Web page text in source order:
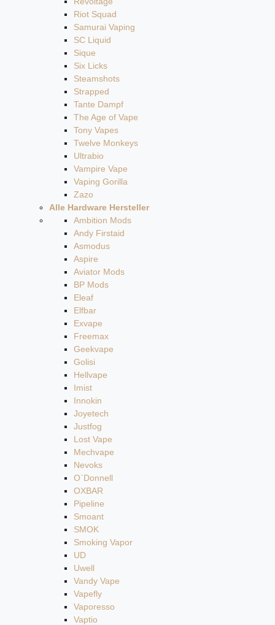
Riot Squad
Samurai Vaping
SC Liquid
Sique
Six Licks
Steamshots
Strapped
Tante Dampf
The Age of Vape
Tony Vapes
Twelve Monkeys
Ultrabio
Vampire Vape
Vaping Gorilla
Zazo
Alle Hardware Hersteller
Ambition Mods
Andy Firstaid
Asmodus
Aspire
Aviator Mods
BP Mods
Eleaf
Elfbar
Exvape
Freemax
Geekvape
Golisi
Hellvape
Imist
Innokin
Joyetech
Justfog
Lost Vape
Mechvape
Nevoks
O`Donnell
OXBAR
Pipeline
Smoant
SMOK
Smoking Vapor
UD
Uwell
Vandy Vape
Vapefly
Vaporesso
Vaptio